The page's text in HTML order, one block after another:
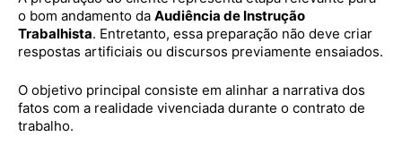
o bom andamento da Audiência de Instrução
Trabalhista. Entretanto, essa preparação não deve criar
respostas artificiais ou discursos previamente ensaiados.
O objetivo principal consiste em alinhar a narrativa dos
fatos com a realidade vivenciada durante o contrato de
trabalho.